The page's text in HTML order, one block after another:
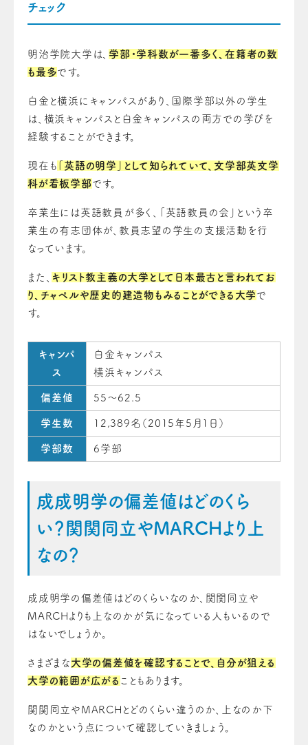
チェック
明治学院大学は、 学部・学科数が一番多く、在籍者の数
も最多です。
白金と横浜にキャンパスがあり、国際学部以外の学生
は、横浜キャンパスと白金キャンパスの両方での学びを
経験することができます。
現在も 「英語の明学」として知られていて、文学部英文学
科が看板学部です。
卒業生には英語教員が多く、「英語教員の会」という卒
業生の有志団体が、教員志望の学生の支援活動を行
なっています。
また、
キリスト教主義の大学として日本最古と言われてお
り、チャペルや歴史的建造物もみることができる大学 で
す。
キャンパ
ス
白金キャンパス
横浜キャンパス
偏差値 55～62.5
学生数 12,389名（2015年5月1日）
学部数 6学部
成成明学の偏差値はどのくら
い？関関同立やMARCHより上
なの？
成成明学の偏差値はどのくらいなのか、関関同立や
MARCHよりも上なのかが気になっている人もいるので
はないでしょうか。
さまざまな 大学の偏差値を確認することで、自分が狙える
大学の範囲が広がる こともあります。
関関同立やMARCHとどのくらい違うのか、上なのか下
なのかという点について確認していきましょう。